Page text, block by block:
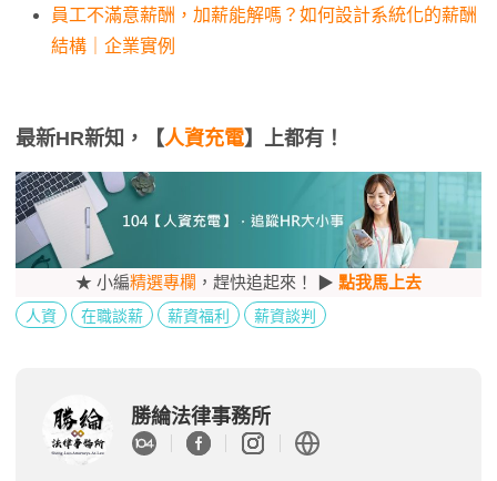
員工不滿意薪酬，加薪能解嗎？如何設計系統化的薪酬
結構｜企業實例
最新HR新知，【人資充電】上都有！
★ 小編精選專欄 ，趕快追起來！ ▶ 點我馬上去
人資 在職談薪 薪資福利 薪資談判
勝綸法律事務所